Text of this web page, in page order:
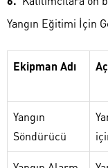
Yangın Eğitimi İçin
Ekipman Adı
Yangın
Söndürücü